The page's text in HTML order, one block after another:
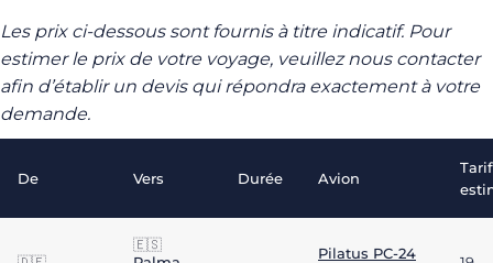
Les prix ci-dessous sont fournis à titre indicatif. Pour
estimer le prix de votre voyage, veuillez nous contacter
afin d’établir un devis qui répondra exactement à votre
demande.
De Vers Durée Avion
Tarif
🇪🇸
Pilatus PC-24